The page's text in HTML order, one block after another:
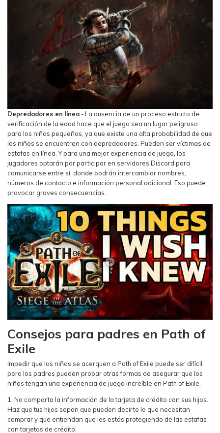
Depredadores en línea - La ausencia de un proceso estricto de
verificación de la edad hace que el juego sea un lugar peligroso
para los niños pequeños, ya que existe una alta probabilidad de que
los niños se encuentren con depredadores. Pueden ser víctimas de
estafas en línea. Y para una mejor experiencia de juego, los
jugadores optarán por participar en servidores Discord para
comunicarse entre sí, donde podrán intercambiar nombres,
números de contacto e información personal adicional. Eso puede
provocar graves consecuencias.
Consejos para padres en Path of
Exile
Impedir que los niños se acerquen a Path of Exile puede ser difícil,
pero los padres pueden probar otras formas de asegurar que los
niños tengan una experiencia de juego increíble en Path of Exile.
1. No comparta la información de la tarjeta de crédito con sus hijos.
Haz que tus hijos sepan que pueden decirte lo que necesitan
comprar y que entiendan que les estás protegiendo de las estafas
con tarjetas de crédito.